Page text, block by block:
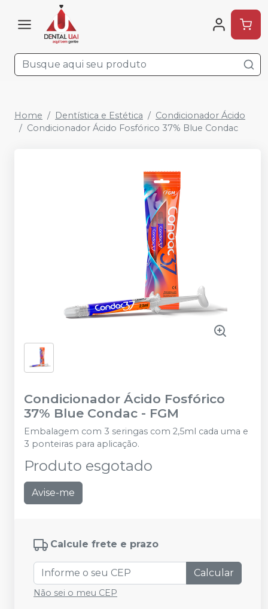
Home Dentística e Estética
Condicionador Ácido
Condicionador Ácido Fosfórico 37% Blue Condac
Condicionador Ácido Fosfórico
37% Blue Condac - FGM
Embalagem com 3 seringas com 2,5ml cada uma e
3 ponteiras para aplicação.
Produto esgotado
Avise-me
Calcule frete e prazo
Calcular
Não sei o meu CEP